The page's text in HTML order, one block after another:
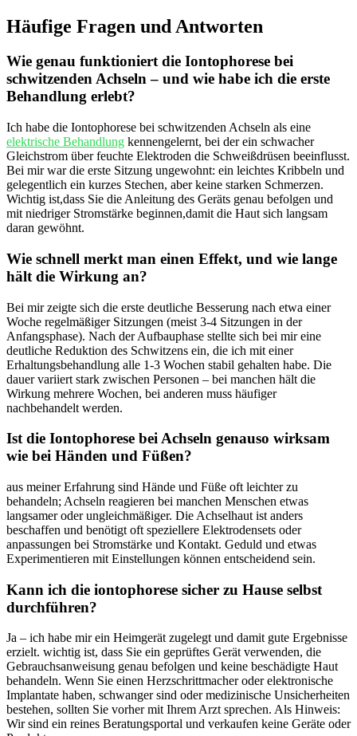
Häufige Fragen und Antworten
Wie genau ‍funktioniert die⁢ Iontophorese bei
schwitzenden Achseln – und wie⁢ habe ich⁤ die erste
Behandlung erlebt?
Ich habe die Iontophorese bei schwitzenden ⁤Achseln als eine
elektrische Behandlung kennengelernt,⁣ bei der ein schwacher‌
Gleichstrom über feuchte Elektroden die Schweißdrüsen beeinflusst.
Bei ‌mir war die erste Sitzung ungewohnt: ⁣ein leichtes Kribbeln und​
gelegentlich ein kurzes Stechen, aber keine starken Schmerzen.
Wichtig ist,dass Sie ⁢die‌ Anleitung ​des Geräts genau‍ befolgen und​
mit‍ niedriger Stromstärke‌ beginnen,damit die ​Haut‍ sich langsam
⁤daran gewöhnt.
Wie⁢ schnell merkt man einen Effekt, ‍und wie​ lange
hält die Wirkung an?
Bei ​mir ‍zeigte sich die​ erste deutliche Besserung ‌nach etwa einer‍
Woche⁤ regelmäßiger Sitzungen ​(meist ⁤3-4 Sitzungen in der
‌Anfangsphase). Nach der Aufbauphase stellte sich bei mir eine
‍deutliche Reduktion des Schwitzens ein,‍ die ⁤ich mit einer
Erhaltungsbehandlung⁣ alle 1-3 Wochen stabil gehalten habe. Die
dauer variiert stark zwischen Personen – ‌bei manchen hält die​
Wirkung mehrere Wochen, bei anderen muss​ häufiger
nachbehandelt‍ werden.
Ist die‌ Iontophorese bei Achseln ⁣genauso wirksam
wie bei Händen ​und‌ Füßen?
aus​ meiner ‌Erfahrung‍ sind Hände und Füße oft leichter zu
⁢behandeln; Achseln reagieren bei manchen Menschen etwas
langsamer oder‌ ungleichmäßiger. Die Achselhaut ist ⁣anders‌
beschaffen und benötigt oft ⁤speziellere Elektrodensets oder
anpassungen bei Stromstärke und Kontakt.​ Geduld ⁤und‍ etwas
Experimentieren mit‌ Einstellungen können ‍entscheidend sein.
Kann ich die iontophorese⁤ sicher ⁣zu​ Hause selbst ​
durchführen?
Ja – ⁢ich habe mir ein Heimgerät zugelegt und‌ damit gute Ergebnisse
erzielt. wichtig ist, dass Sie ein ​geprüftes Gerät verwenden, die
Gebrauchsanweisung genau befolgen und ⁤keine⁢ beschädigte Haut ​
behandeln. Wenn Sie einen Herzschrittmacher oder elektronische
Implantate ⁤haben, schwanger ​sind oder medizinische Unsicherheiten
bestehen,‌ sollten ​Sie vorher mit ⁢Ihrem Arzt sprechen. Als Hinweis:
Wir sind ein reines Beratungsportal und‌ verkaufen keine Geräte⁢ oder